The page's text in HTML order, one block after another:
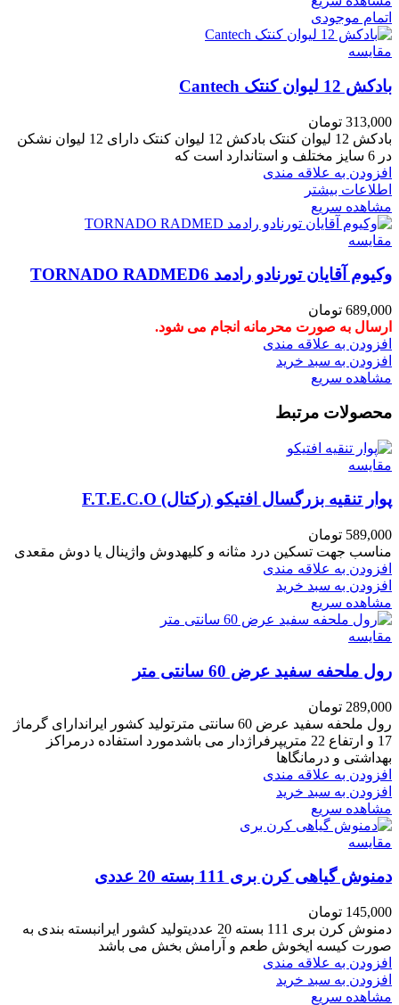
اتمام موجودی
مقایسه
بادکش 12 لیوان کنتک Cantech
313,000 تومان
بادکش 12 لیوان کنتک بادکش 12 لیوان کنتک دارای 12 لیوان نشکن
در 6 سایز مختلف و استاندارد است که
افزودن به علاقه مندی
اطلاعات بیشتر
مشاهده سریع
مقایسه
وکیوم آقایان تورنادو رادمد TORNADO RADMED6
689,000 تومان
ارسال به صورت محرمانه انجام می شود.
افزودن به علاقه مندی
افزودن به سبد خرید
مشاهده سریع
محصولات مرتبط
مقایسه
پوار تنقیه بزرگسال افتیکو (رکتال) F.T.E.C.O
589,000 تومان
مناسب جهت تسکین درد مثانه و کلیهدوش واژینال یا دوش مقعدی
افزودن به علاقه مندی
افزودن به سبد خرید
مشاهده سریع
مقایسه
رول ملحفه سفید عرض 60 سانتی متر
289,000 تومان
رول ملحفه سفید عرض 60 سانتی مترتولید کشور ایراندارای گرماژ
17 و ارتفاع 22 متریپرفراژدار می باشدمورد استفاده درمراکز
بهداشتی و درمانگاها
افزودن به علاقه مندی
افزودن به سبد خرید
مشاهده سریع
مقایسه
دمنوش گیاهی کرن بری 111 بسته 20 عددی
145,000 تومان
دمنوش کرن بری 111 بسته 20 عددیتولید کشور ایرانبسته بندی به
صورت کیسه ایخوش طعم و آرامش بخش می باشد
افزودن به علاقه مندی
افزودن به سبد خرید
مشاهده سریع